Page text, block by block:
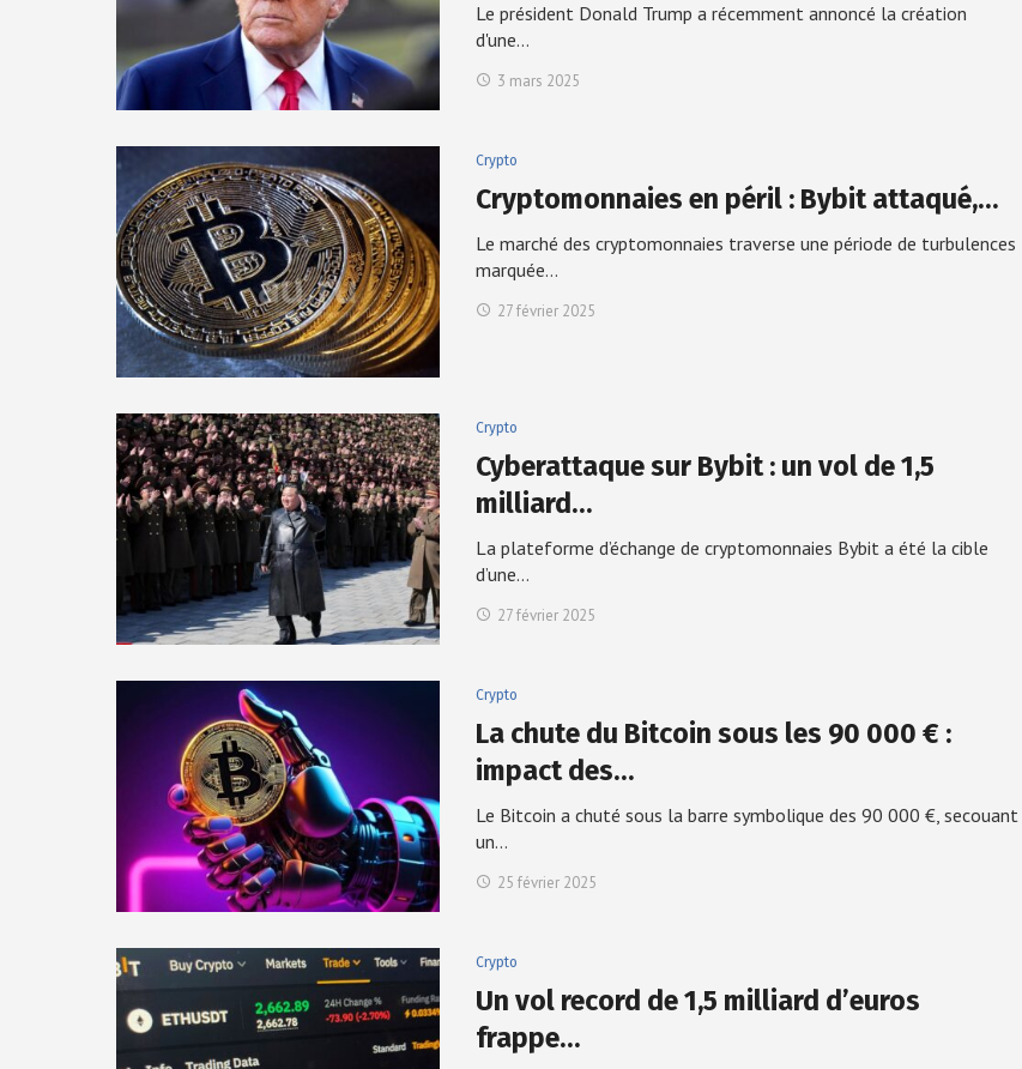
Le président Donald Trump a récemment annoncé la création
d'une…
3 mars 2025
Crypto
Cryptomonnaies en péril : Bybit attaqué,…
Le marché des cryptomonnaies traverse une période de turbulences
marquée…
27 février 2025
Crypto
Cyberattaque sur Bybit : un vol de 1,5
milliard…
La plateforme d’échange de cryptomonnaies Bybit a été la cible
d’une…
27 février 2025
Crypto
La chute du Bitcoin sous les 90 000 € :
impact des…
Le Bitcoin a chuté sous la barre symbolique des 90 000 €, secouant
un…
25 février 2025
Crypto
Un vol record de 1,5 milliard d’euros
frappe…